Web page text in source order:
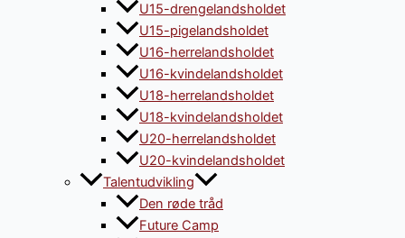
U15-drengelandsholdet
U15-pigelandsholdet
U16-herrelandsholdet
U16-kvindelandsholdet
U18-herrelandsholdet
U18-kvindelandsholdet
U20-herrelandsholdet
U20-kvindelandsholdet
Talentudvikling
Den røde tråd
Future Camp